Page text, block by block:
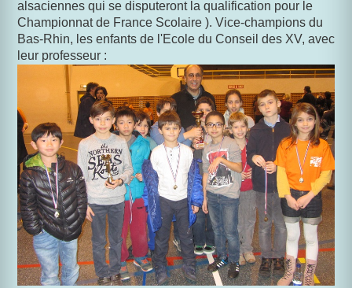
alsaciennes qui se disputeront la qualification pour le
Championnat de France Scolaire ). Vice-champions du
Bas-Rhin, les enfants de l'Ecole du Conseil des XV, avec
leur professeur :